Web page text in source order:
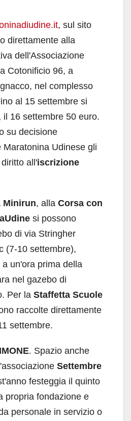
, sul sito
direttamente alla
dell'Associazione
Cotonificio 96, a
nel complesso
al 15 settembre si
il 16 settembre 50 euro.
su decisione
Maratonina Udinese gli
all'iscrizione
Minirun, alla Corsa con
si possono
di via Stringher
(7-10 settembre),
un'ora prima della
nel gazebo di
Per la Staffetta Scuole
raccolte direttamente
settembre.
. Spazio anche
Settembre
festeggia il quinto
propria fondazione e
personale in servizio o